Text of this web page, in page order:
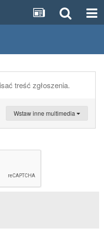
treść zgłoszenia.
Wstaw inne multimedia